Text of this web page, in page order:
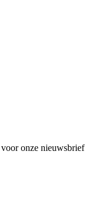
onze nieuwsbrief